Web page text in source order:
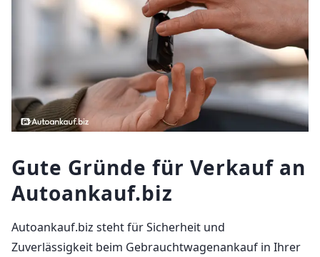
Gute Gründe für Verkauf an
Autoankauf.biz
Autoankauf.biz steht für Sicherheit und
Zuverlässigkeit beim Gebrauchtwagenankauf in Ihrer